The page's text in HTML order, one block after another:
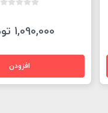
1,090,000 تومان